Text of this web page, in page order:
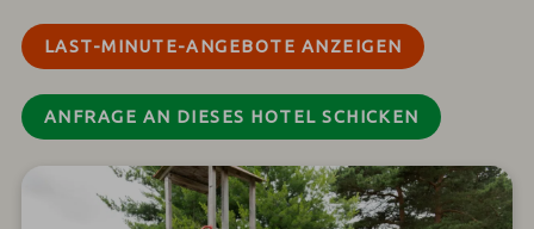
LAST-MINUTE-ANGEBOTE ANZEIGEN
ANFRAGE AN DIESES HOTEL SCHICKEN